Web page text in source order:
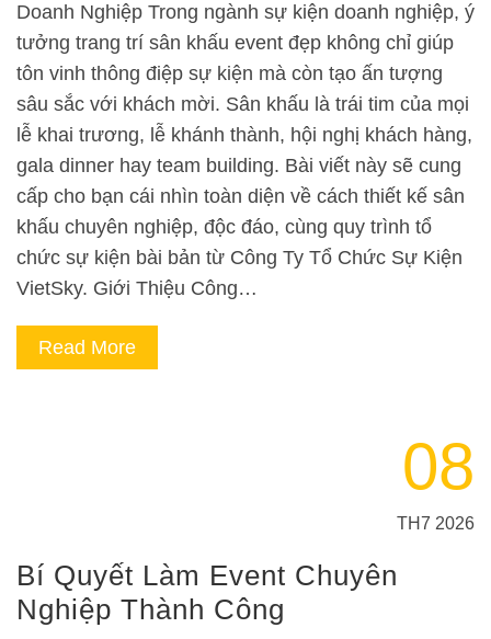
Doanh Nghiệp Trong ngành sự kiện doanh nghiệp, ý
tưởng trang trí sân khấu event đẹp không chỉ giúp
tôn vinh thông điệp sự kiện mà còn tạo ấn tượng
sâu sắc với khách mời. Sân khấu là trái tim của mọi
lễ khai trương, lễ khánh thành, hội nghị khách hàng,
gala dinner hay team building. Bài viết này sẽ cung
cấp cho bạn cái nhìn toàn diện về cách thiết kế sân
khấu chuyên nghiệp, độc đáo, cùng quy trình tổ
chức sự kiện bài bản từ Công Ty Tổ Chức Sự Kiện
VietSky. Giới Thiệu Công…
Read More
08
TH7 2026
Bí Quyết Làm Event Chuyên
Nghiệp Thành Công